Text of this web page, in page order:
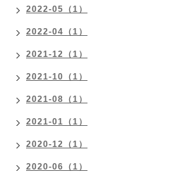
2022-05（1）
2022-04（1）
2021-12（1）
2021-10（1）
2021-08（1）
2021-01（1）
2020-12（1）
2020-06（1）